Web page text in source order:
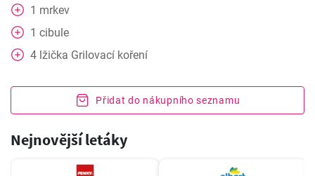
1 mrkev
1 cibule
4 lžička Grilovací koření
Přidat do nákupního seznamu
Nejnovější letáky